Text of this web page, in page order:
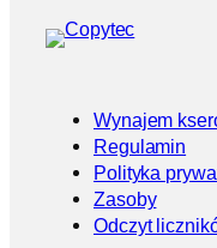
Wynajem
Regulamin
Polityka
Zasoby
Odczyt